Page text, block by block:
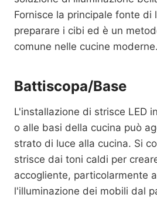
Fornisce la principale fonte di
preparare i cibi ed è un
comune nelle cucine moderne.
Battiscopa/Base
L'installazione di strisce LED
o alle basi della cucina può
strato di luce alla cucina. Si
strisce dai toni caldi per
accogliente, particolarmente
l'illuminazione dei mobili dal